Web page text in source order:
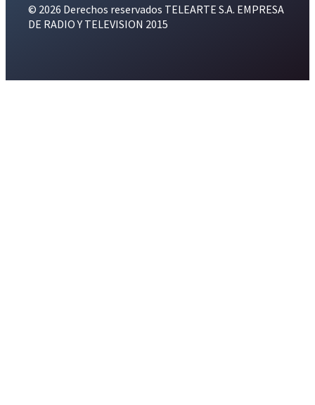
© 2026 Derechos reservados TELEARTE S.A. EMPRESA
DE RADIO Y TELEVISION 2015